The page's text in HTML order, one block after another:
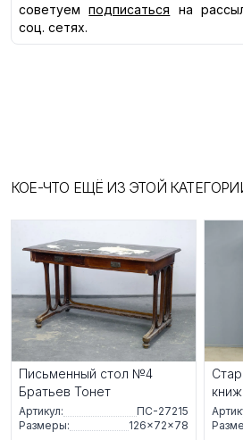
советуем
подписаться
на
соц. сетях.
КОЕ-ЧТО ЕЩЁ ИЗ ЭТОЙ
Письменный стол №4
Братьев Тонет
Артикул:
ПС-27215
Размеры:
126×72×78